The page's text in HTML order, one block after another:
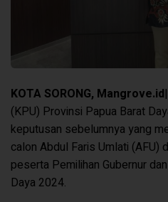
KOTA SORONG, Mangrove.id
(KPU) Provinsi Papua Barat
keputusan sebelumnya yang
calon Abdul Faris Umlati (AFU)
peserta Pemilihan Gubernur
Daya 2024.